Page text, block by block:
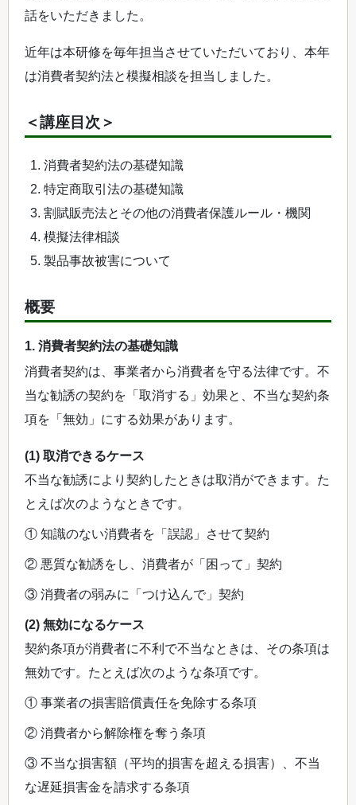
話をいただきました。
近年は本研修を毎年担当させていただいており、本年
は消費者契約法と模擬相談を担当しました。
＜講座目次＞
消費者契約法の基礎知識
特定商取引法の基礎知識
割賦販売法とその他の消費者保護ルール・機関
模擬法律相談
製品事故被害について
概要
1. 消費者契約法の基礎知識
消費者契約は、事業者から消費者を守る法律です。不
当な勧誘の契約を「取消する」効果と、不当な契約条
項を「無効」にする効果があります。
(1) 取消できるケース
不当な勧誘により契約したときは取消ができます。た
とえば次のようなときです。
① 知識のない消費者を「誤認」させて契約
② 悪質な勧誘をし、消費者が「困って」契約
③ 消費者の弱みに「つけ込んで」契約
(2) 無効になるケース
契約条項が消費者に不利で不当なときは、その条項は
無効です。たとえば次のような条項です。
① 事業者の損害賠償責任を免除する条項
② 消費者から解除権を奪う条項
③ 不当な損害額（平均的損害を超える損害）、不当
な遅延損害金を請求する条項